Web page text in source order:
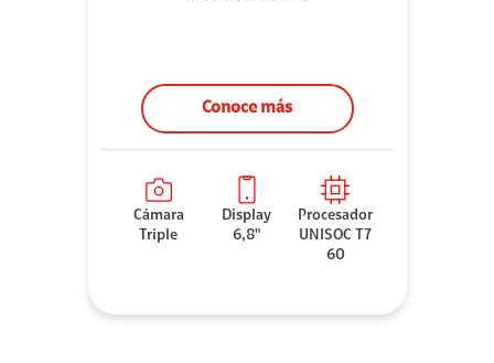
Conoce más
Cámara
Triple
Display
6,8"
Procesador
UNISOC T7
60